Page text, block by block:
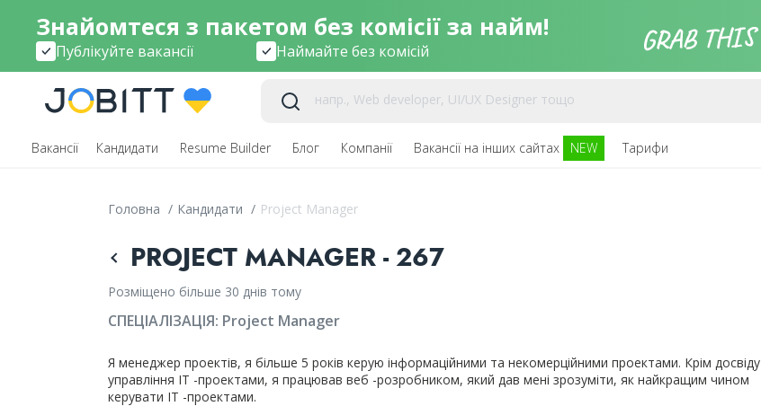
Знайомтеся з пакетом без комісії за найм!
Публікуйте вакансії Наймайте без комісій
Вакансії Кандидати Resume Builder Блог Компанії Вакансії на інших сайтах NEW Тарифи
Головна / Кандидати / Project Manager
PROJECT MANAGER - 267
Розміщено більше 30 днів тому
СПЕЦІАЛІЗАЦІЯ: Project Manager
Я менеджер проектів, я більше 5 років керую інформаційними та некомерційними проектами. Крім досвіду
управління ІТ -проектами, я працював веб -розробником, який дав мені зрозуміти, як найкращим чином
керувати ІТ -проектами.